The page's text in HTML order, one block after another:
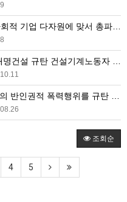
업 다자원에 맞서 총파업 결의!!
인권적 폭력행위를 규탄 한다
조회순
4 5